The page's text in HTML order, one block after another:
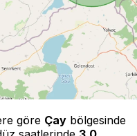
göre Çay bölgesinde